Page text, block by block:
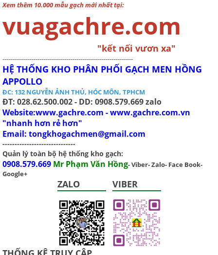
Xem thêm 10.000 mẫu gạch mới nhất tại:
vuagachre.com
"kết nối vươn xa"
-------------------------------------------------------------------
HỆ THỐNG KHO PHÂN PHỐI GẠCH MEN HỒNG
APPOLLO
ĐC: 132 NGUYỄN ẢNH THỦ, HÓC MÔN, TPHCM
ĐT: 028.62.500.002 - DD: 0908.579.669 zalo
Website:www.gachre.com - www.gachre.com.vn
"nhanh hơn rẻ hơn"
Email: tongkhogachmen@gmail.com
------------------------------
Quản lý toàn bộ hệ thống kho gạch:
0908.579.669 Mr Phạm Văn Hồng- Viber- Zalo- Face Book-
Google+
ZALO VIBER